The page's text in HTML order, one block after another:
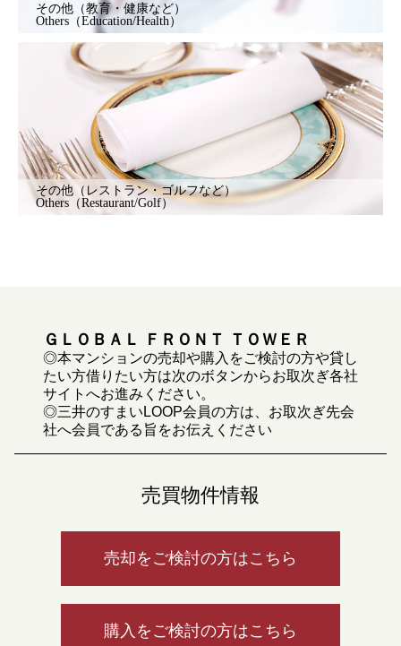
その他（教育・健康など）
Others（Education/Health）
その他（レストラン・ゴルフなど）
Others（Restaurant/Golf）
ＧＬＯＢＡＬ ＦＲＯＮＴ ＴＯＷＥＲ
◎本マンションの売却や購入をご検討の方や貸し
たい方借りたい方は次のボタンからお取次ぎ各社
サイトへお進みください。
◎三井のすまいLOOP会員の方は、お取次ぎ先会
社へ会員である旨をお伝えください
売買物件情報
売却をご検討の方はこちら
購入をご検討の方はこちら